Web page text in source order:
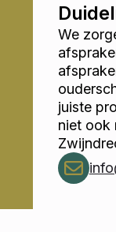
We
juiste
niet ook